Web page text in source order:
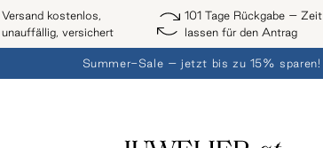
Versand kostenlos,
unauffällig, versichert
101 Tage Rückgabe – Zeit
lassen für den Antrag
Summer-Sale – jetzt bis zu 15% sparen!